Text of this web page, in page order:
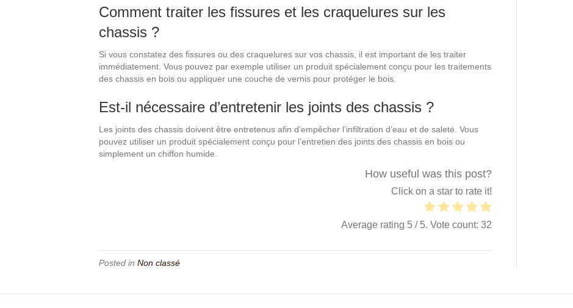
Comment traiter les fissures et les craquelures sur les
chassis ?
Si vous constatez des fissures ou des craquelures sur vos chassis, il est important de les traiter
immédiatement. Vous pouvez par exemple utiliser un produit spécialement conçu pour les traitements
des chassis en bois ou appliquer une couche de vernis pour protéger le bois.
Est-il nécessaire d’entretenir les joints des chassis ?
Les joints des chassis doivent être entretenus afin d’empêcher l’infiltration d’eau et de saleté. Vous
pouvez utiliser un produit spécialement conçu pour l’entretien des joints des chassis en bois ou
simplement un chiffon humide.
How useful was this post?
Click on a star to rate it!
Average rating 5 / 5. Vote count: 32
Posted in Non classé